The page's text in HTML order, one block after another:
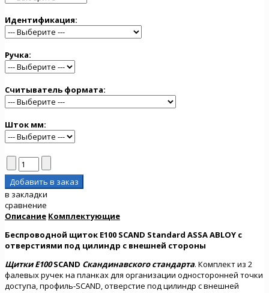
Идентификация:
Ручка:
Считыватель формата:
Шток мм:
в закладки
сравнение
Описание Комплектующие
Беспроводной щиток E100 SCAND Standard ASSA ABLOY с
отверстиями под цилиндр с внешней стороны
Щитки E100SCAND Скандинавского стандарта. Комплект из 2
фалевых ручек на планках для организации односторонней точки
доступа, профиль-SCAND,отверстие под цилиндр с внешней